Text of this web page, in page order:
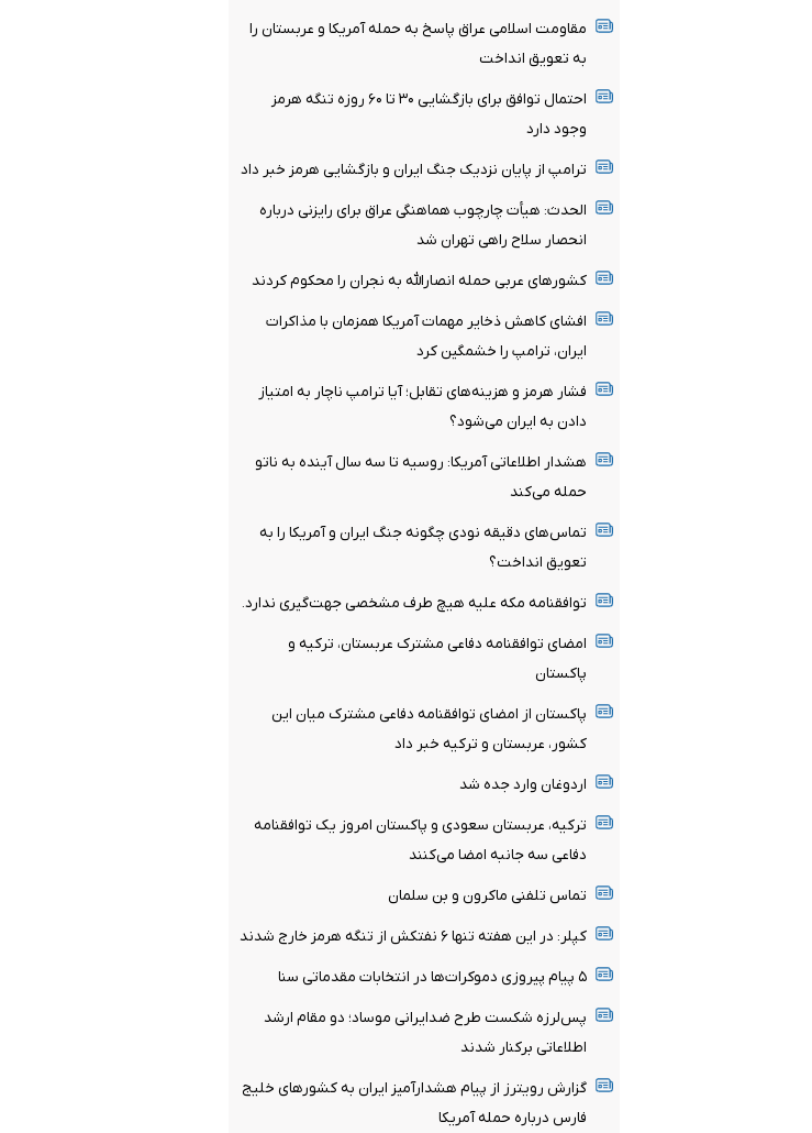
مقاومت اسلامی عراق پاسخ به حمله آمریکا و عربستان را
به تعویق انداخت
احتمال توافق برای بازگشایی ۳۰ تا ۶۰ روزه تنگه هرمز
وجود دارد
ترامپ از پایان نزدیک جنگ ایران و بازگشایی هرمز خبر داد
الحدث: هیأت چارچوب هماهنگی عراق برای رایزنی درباره
انحصار سلاح راهی تهران شد
کشورهای عربی حمله انصارالله به نجران را محکوم کردند
افشای کاهش ذخایر مهمات آمریکا همزمان با مذاکرات
ایران، ترامپ را خشمگین کرد
فشار هرمز و هزینه‌های تقابل؛ آیا ترامپ ناچار به امتیاز
دادن به ایران می‌شود؟
هشدار اطلاعاتی آمریکا: روسیه تا سه سال آینده به ناتو
حمله می‌کند
تماس‌های دقیقه نودی چگونه جنگ ایران و آمریکا را به
تعویق انداخت؟
توافقنامه مکه علیه هیچ طرف مشخصی جهت‌گیری ندارد.
امضای توافقنامه دفاعی مشترک عربستان، ترکیه و
پاکستان
پاکستان از امضای توافقنامه دفاعی مشترک میان این
کشور، عربستان و ترکیه خبر داد
اردوغان وارد جده شد
ترکیه، عربستان سعودی و پاکستان امروز یک توافقنامه
دفاعی سه جانبه امضا می‌کنند
تماس تلفنی ماکرون و بن سلمان
کپلر: در این هفته تنها ۶ نفتکش از تنگه هرمز خارج شدند
۵ پیام پیروزی دموکرات‌ها در انتخابات مقدماتی سنا
پس‌لرزه شکست طرح ضدایرانی موساد؛ دو مقام ارشد
اطلاعاتی برکنار شدند
گزارش رویترز از پیام هشدارآمیز ایران به کشورهای خلیج
فارس درباره حمله آمریکا